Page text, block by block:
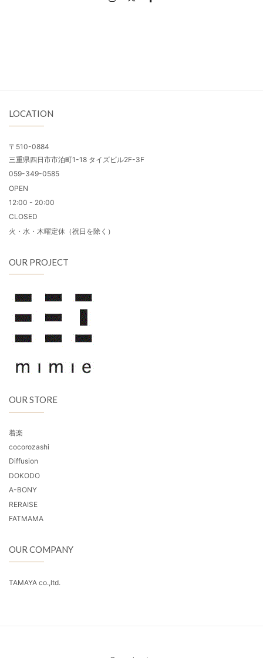
LOCATION
〒510-0884
三重県四日市市泊町1-18 タイズビル2F-3F
059-349-0585
OPEN
12:00 - 20:00
CLOSED
火・水・木曜定休（祝日を除く）
OUR PROJECT
OUR STORE
着楽
cocorozashi
Diffusion
DOKODO
A-BONY
RERAISE
FATMAMA
OUR COMPANY
TAMAYA co.,ltd.